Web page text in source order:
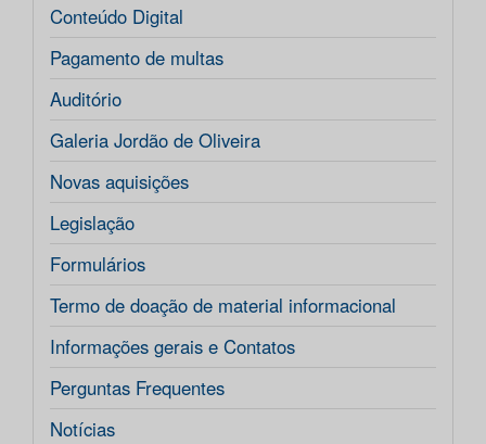
Conteúdo Digital
Pagamento de multas
Auditório
Galeria Jordão de Oliveira
Novas aquisições
Legislação
Formulários
Termo de doação de material informacional
Informações gerais e Contatos
Perguntas Frequentes
Notícias